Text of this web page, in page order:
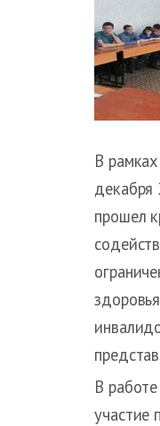
В
декабря
прошел
В
участие